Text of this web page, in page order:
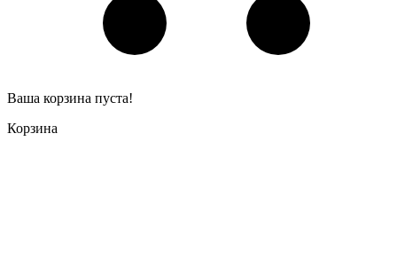
Ваша корзина пуста!
Корзина